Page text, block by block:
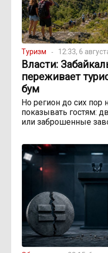
Туризм 12:33, 6
Власти:
переживает
бум
Но регион до сих пор
показывать гостям:
или заброшенные